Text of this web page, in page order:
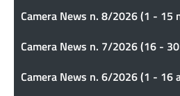
Camera News n. 8/2026 (1 - 15
Camera News n. 7/2026 (16 -
Camera News n. 6/2026 (1 - 16